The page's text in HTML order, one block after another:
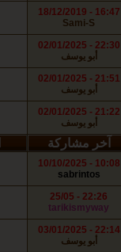
16:47 - 18/12/2019
Sami-S
22:30 - 02/01/2025
أبو يوسف
21:51 - 02/01/2025
أبو يوسف
21:22 - 02/01/2025
أبو يوسف
آخر مشاركة
10:08 - 10/10/2025
sabrintos
22:26 - 25/05
tarikismyway
22:14 - 03/01/2025
أبو يوسف